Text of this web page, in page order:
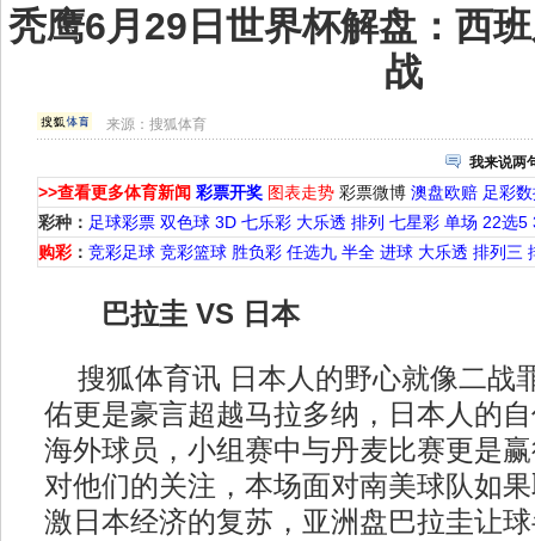
秃鹰6月29日世界杯解盘：西
战
来源：搜狐体育
我来说两
>>查看更多体育新闻 彩票开奖 图表走势 彩票微博 澳盘欧赔 足彩
彩种： 足球彩票 双色球 3D 七乐彩 大乐透 排列 七星彩 单场 22选5
购彩： 竞彩足球 竞彩篮球 胜负彩 任选九 半全 进球 大乐透 排列三
巴拉圭 VS 日本
搜狐体育讯 日本人的野心就像二战
佑更是豪言超越马拉多纳，日本人的
海外球员，小组赛中与丹麦比赛更是
对他们的关注，本场面对南美球队如
激日本经济的复苏，亚洲盘巴拉圭让